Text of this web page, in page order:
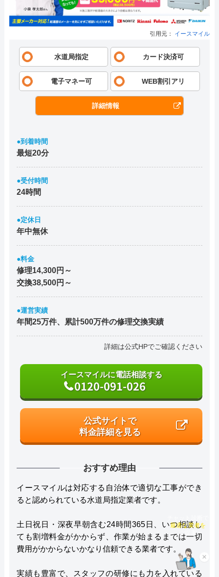
引用元： イースマイル
水道局指定 カード決済可
電子マネー可 WEB割引アリ
詳細情報
●到着時間
最短20分
●受付時間
24時間
●定休日
年中無休
●料金
修理14,300円～
交換38,500円～
●運営実績
年間25万件、累計500万件の修理交換実績
詳細は公式HPでご確認ください
イースマイルに電話相談する
0120-091-026
公式サイトで
料金詳細を見る
おすすめ理由
イースマイルは対応する自治体で適切な工事ができ
ると認められている水道局指定業者です。
土日祝日・深夜早朝含む24時間365日、いつ相談し
ても割増料金がかからず、作業が始まるまでは一切
費用がかからないかなり信頼できる業者です。
実績も豊富で、スタッフの研修にも力を入れている
×
チャット診断で
最適な業者を
ご提案